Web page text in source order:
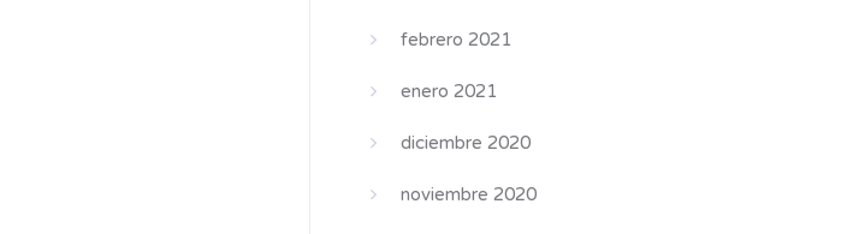
febrero 2021
enero 2021
diciembre 2020
noviembre 2020